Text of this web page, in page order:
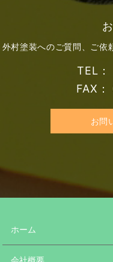
外村塗装へのご質問、ご依
TEL
FAX
お問
ホーム